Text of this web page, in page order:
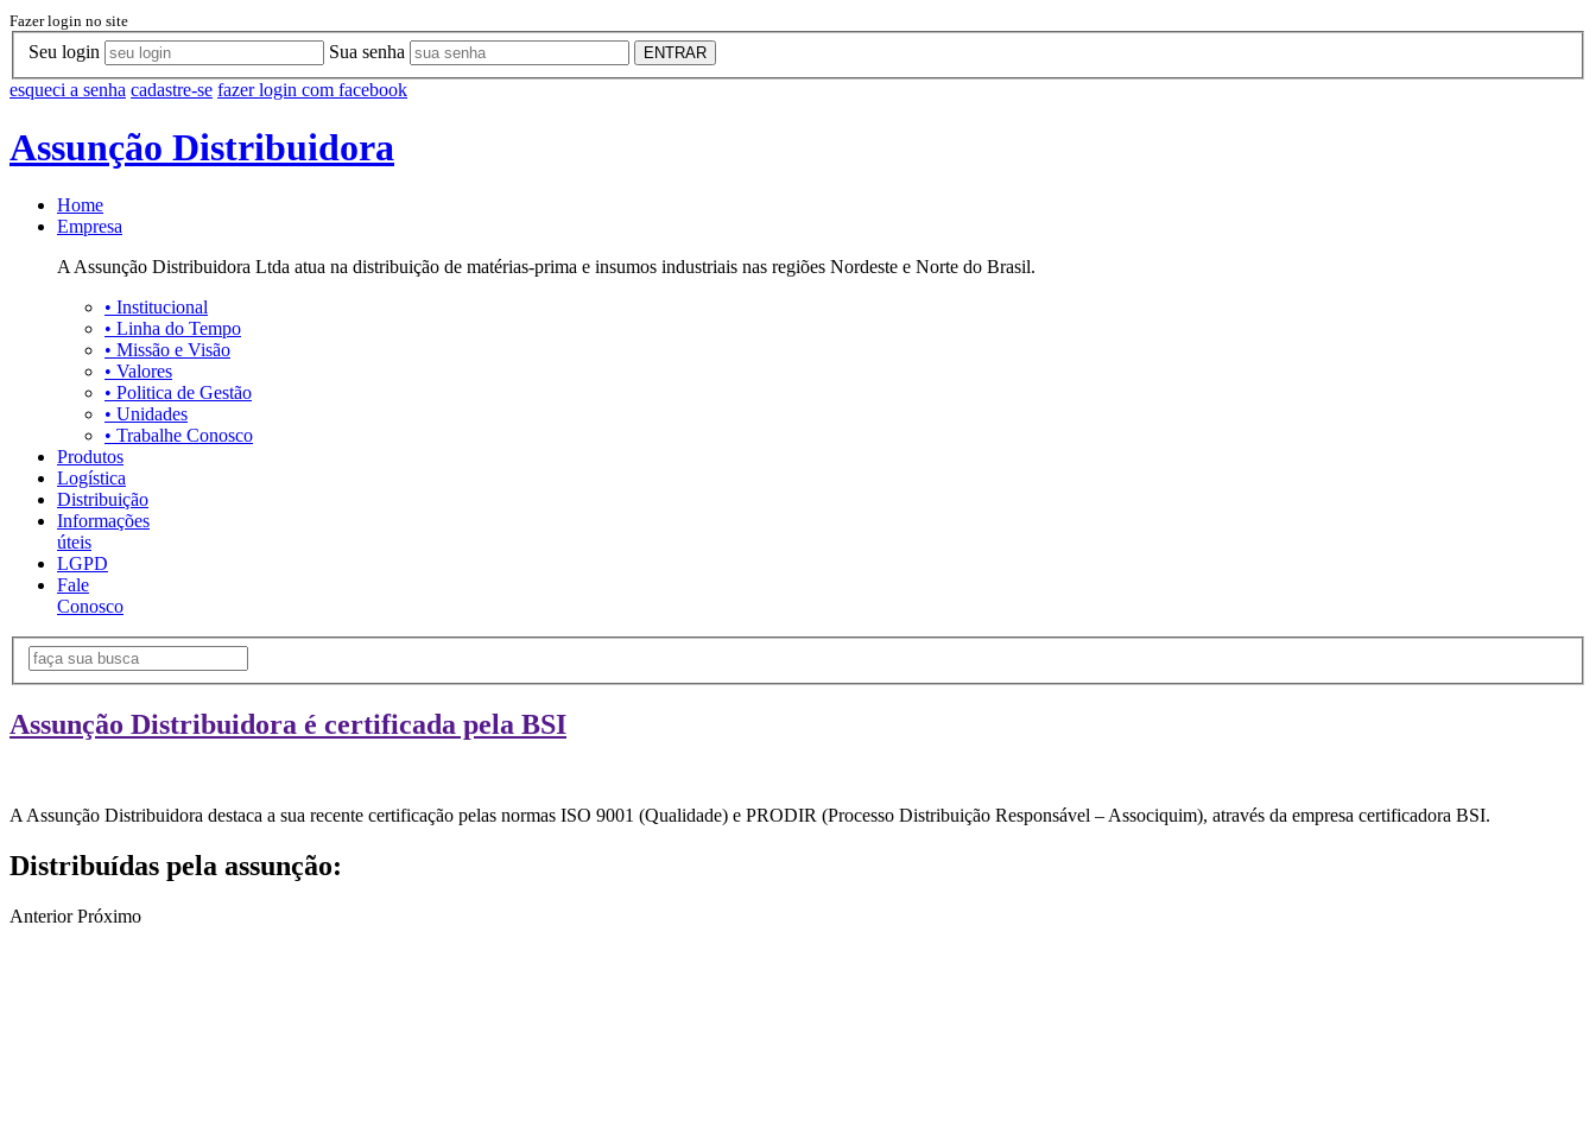
Fazer login no site
Seu login Sua senha ENTRAR
esqueci a senha cadastre-se fazer login com facebook
Assunção Distribuidora
Home
Empresa
A Assunção Distribuidora Ltda atua na distribuição de matérias-prima e insumos industriais nas regiões Nordeste e Norte do Brasil.
• Institucional
• Linha do Tempo
• Missão e Visão
• Valores
• Politica de Gestão
• Unidades
• Trabalhe Conosco
Produtos
Logística
Distribuição
Informações
úteis
LGPD
Fale
Conosco
Assunção Distribuidora é certificada pela BSI
A Assunção Distribuidora destaca a sua recente certificação pelas normas ISO 9001 (Qualidade) e PRODIR (Processo Distribuição Responsável – Associquim), através da empresa certificadora BSI.
Distribuídas pela assunção:
Anterior Próximo